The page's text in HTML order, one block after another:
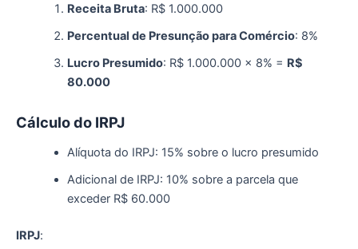
Receita Bruta: R$ 1.000.000
Percentual de Presunção para Comércio: 8%
Lucro Presumido: R$ 1.000.000 x 8% = R$
80.000
Cálculo do IRPJ
Alíquota do IRPJ: 15% sobre o lucro presumido
Adicional de IRPJ: 10% sobre a parcela que
exceder R$ 60.000
IRPJ: